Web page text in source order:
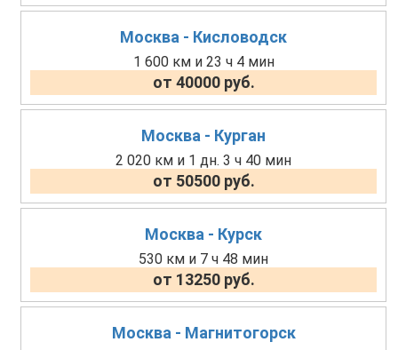
Москва - Кисловодск
1 600 км и 23 ч 4 мин
от 40000 руб.
Москва - Курган
2 020 км и 1 дн. 3 ч 40 мин
от 50500 руб.
Москва - Курск
530 км и 7 ч 48 мин
от 13250 руб.
Москва - Магнитогорск